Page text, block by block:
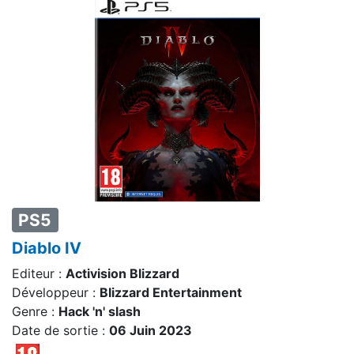
PS5
Diablo IV
Editeur : Activision Blizzard
Développeur : Blizzard Entertainment
Genre : Hack 'n' slash
Date de sortie : 06 Juin 2023